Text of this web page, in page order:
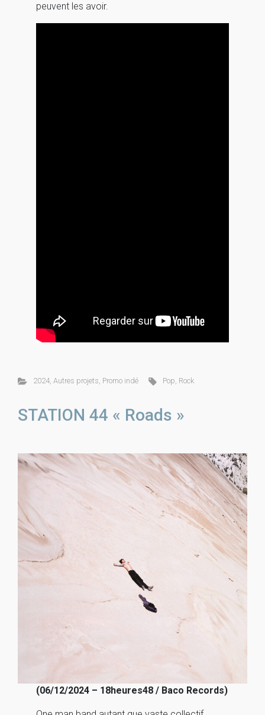
peuvent les avoir.
2024, Autres projets, Promo indé Pop, Rock
STATION 44 « Roads »
(06/12/2024 – 18heures48 / Baco Records)